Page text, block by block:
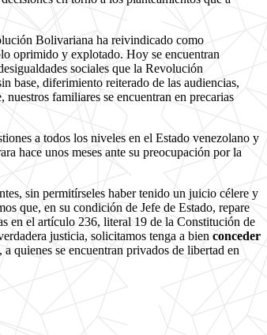
Bolivariana ha reivindicado como
oprimido y explotado. Hoy se encuentran
sociales que la Revolución
base, diferimiento reiterado de las audiencias,
familiares se encuentran en precarias
a todos los niveles en el Estado venezolano y
hace unos meses ante su preocupación por la
sin permitírseles haber tenido un juicio célere y
que, en su condición de Jefe de Estado, repare
en el artículo 236, literal 19 de la Constitución de
justicia, solicitamos tenga a bien conceder
quienes se encuentran privados de libertad en